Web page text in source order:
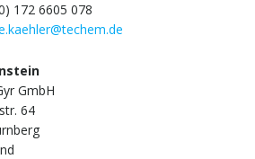
172 6605 078
GmbH
64